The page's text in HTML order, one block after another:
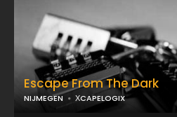
Escape From The Dark
NIJMEGEN ХCAPELOGIX